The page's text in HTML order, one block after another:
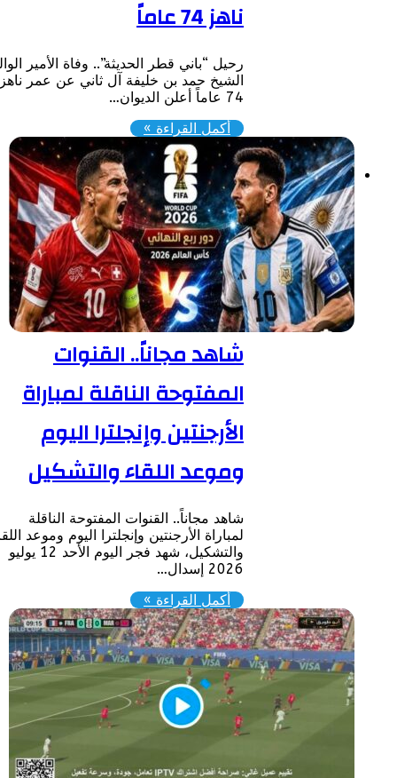
رحيل “باني قطر الحديثة”.. وفاة الأمير الوالد
الشيخ حمد بن خليفة آل ثاني عن عمر ناهز
أكمل القراءة »
شاهد مجاناً.. القنوات
المفتوحة الناقلة لمباراة
الأرجنتين وإنجلترا اليوم
وموعد اللقاء والتشكيل
​شاهد مجاناً.. القنوات المفتوحة الناقلة
لمباراة الأرجنتين وإنجلترا اليوم وموعد اللقاء
والتشكيل، شهد فجر اليوم الأحد 12 يوليو
أكمل القراءة »